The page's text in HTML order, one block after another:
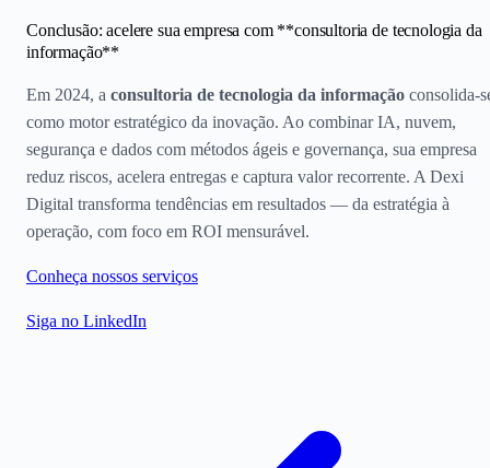
Conclusão: acelere sua empresa com **consultoria de tecnologia da
informação**
Em 2024, a consultoria de tecnologia da informação consolida-
como motor estratégico da inovação. Ao combinar IA, nuvem,
segurança e dados com métodos ágeis e governança, sua empresa
reduz riscos, acelera entregas e captura valor recorrente. A Dexi
Digital transforma tendências em resultados — da estratégia à
operação, com foco em ROI mensurável.
Conheça nossos serviços
Siga no LinkedIn